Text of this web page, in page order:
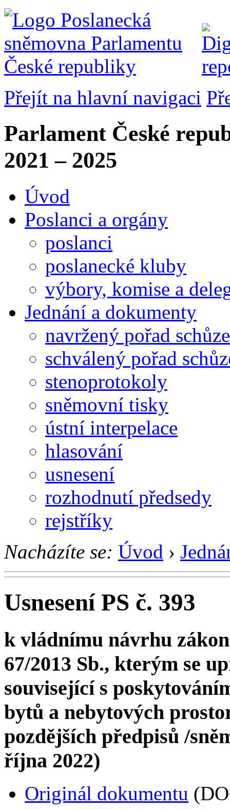
Přejít na hlavní navigaci
Parlament České
2021 – 2025
Úvod
Poslanci a orgány
poslanci
poslanecké kluby
výbory, komise a
Jednání a dokumenty
navržený pořad schůze
schválený pořad
stenoprotokoly
sněmovní tisky
ústní interpelace
hlasování
usnesení
rozhodnutí předsedy
rejstříky
Nacházíte se: Úvod ›
Usnesení PS č. 393
k vládnímu návrhu
67/2013 Sb., kterým se
související s
bytů a nebytových
pozdějších předpisů /
října 2022)
Originál dokumentu